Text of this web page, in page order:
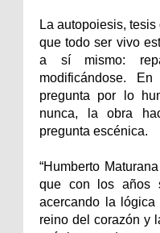
La autopoiesis,
que todo ser vivo
a sí mismo:
modificándose.
pregunta por lo
nunca, la obra
pregunta escénica.
“Humberto
que con los años
acercando la
reino del corazón y